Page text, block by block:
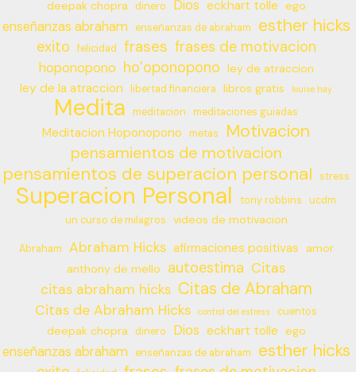
deepak chopra dinero Dios eckhart tolle ego
enseñanzas abraham enseñanzas de abraham esther hicks
exito felicidad frases frases de motivacion
hoponopono ho’oponopono ley de atraccion
ley de la atraccion libertad financiera libros gratis louise hay
Medita meditacion meditaciones guiadas
Meditacion Hoponopono metas Motivacion
pensamientos de motivacion
pensamientos de superacion personal stress
Superacion Personal tony robbins
ucdm
un curso de milagros
videos de motivacion
Abraham Abraham Hicks afirmaciones positivas
amor
anthony de mello
autoestima Citas
citas abraham hicks Citas de Abraham
Citas de Abraham Hicks control del estress cuentos
deepak chopra dinero Dios eckhart tolle ego
enseñanzas abraham enseñanzas de abraham esther hicks